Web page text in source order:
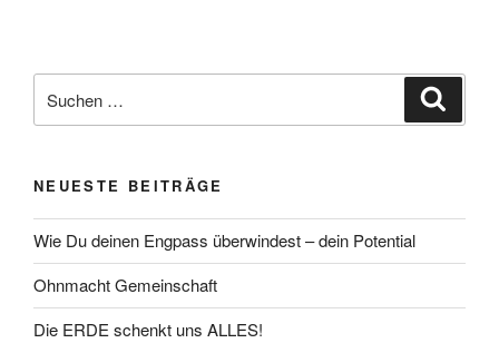
Die
können
auf
der
Produktseite
gewählt
werden
Die
Optionen
Produktseite
gewählt
nach:
NEUESTE BEITRÄGE
Wie Du deinen Engpass überwindest – dein Potential
Ohnmacht Gemeinschaft
Die ERDE schenkt uns ALLES!